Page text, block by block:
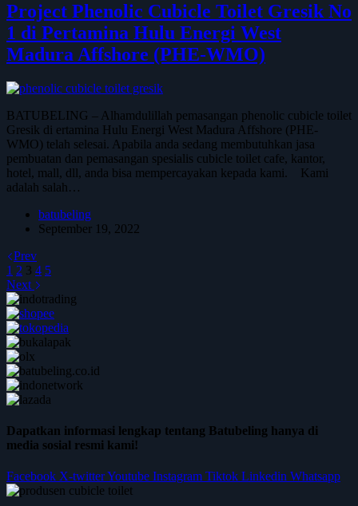
Project Phenolic Cubicle Toilet Gresik No
1 di Pertamina Hulu Energi West
Madura Affshore (PHE-WMO)
BATUBELING – Alhamdulillah pemasangan phenolic cubicle toilet
Gresik di ertamina Hulu Energi West Madura Affshore (PHE-
WMO) telah selesai. Apabila anda sedang membutuhkan jasa
pembuatan dan pemasangan spesialis cubicle toilet cafe, kantor,
hotel, mall, dll, anda bisa mempercayakan kepada kami. Kami
adalah salah…
batubeling
September 19, 2022
Prev
1 2 3 4 5
Next
Dapatkan informasi lengkap tentang Batubeling hanya di
media sosial resmi kami!
Facebook X-twitterYoutube Instagram Tiktok Linkedin Whatsapp